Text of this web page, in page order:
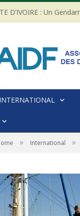
INTERNATIONAL
» International »